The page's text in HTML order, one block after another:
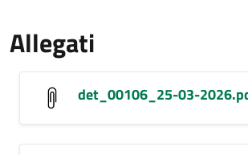
Allegati
det_00106_25-03-